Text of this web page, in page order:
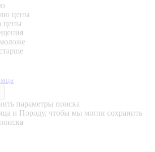
цены
цены
параметры поиска
и Породу, чтобы мы могли сохранить